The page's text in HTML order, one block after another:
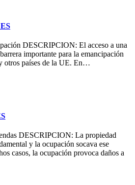
DESCRIPCION: El acceso a una
importante para la emancipación
otros países de la UE. En…
DESCRIPCION: La propiedad
y la ocupación socava ese
casos, la ocupación provoca daños a